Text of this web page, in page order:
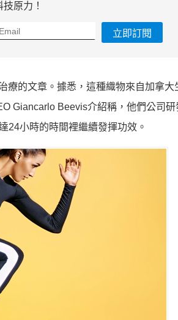
原力！
立即訂閱
療的文章。據悉，這種織物來自加拿大
Giancarlo Beevis介紹稱，他們公司研
24小時的時間裡繼續發揮功效。